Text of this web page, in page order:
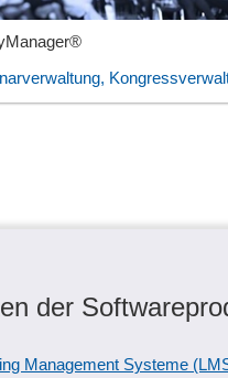
der
Management Systeme